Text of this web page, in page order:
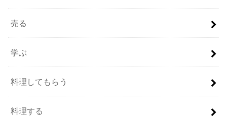
売る
学ぶ
料理してもらう
料理する